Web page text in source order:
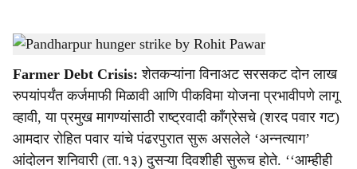
a
r
e
Rohit Pawar hunger strike for farm loan waiver -Agrowon
Farmer Debt Crisis: शेतकऱ्यांना विनाअट सरसकट दोन लाख
रुपयांपर्यंत कर्जमाफी मिळावी आणि पीकविमा योजना प्रभावीपणे लागू
व्हावी, या प्रमुख मागण्यांसाठी राष्ट्रवादी काँग्रेसचे (शरद पवार गट)
आमदार रोहित पवार यांचे पंढरपुरात सुरू असलेले ‘अन्नत्याग’
आंदोलन शनिवारी (ता.१३) दुसऱ्या दिवशीही सुरूच होते. ‘‘आम्हीही